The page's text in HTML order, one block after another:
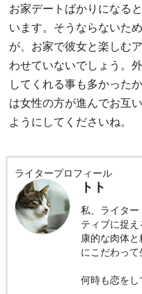
お家デートばかりになる
います。そうならないた
が、お家で彼女と楽しむ
わせていないでしょう。
してくれる事も多かった
は女性の方が進んでお互
ようにしてくださいね。
ライタープロフィール
トト
私、ライタ
ティブに捉
康的な肉体
にこだわって
何時も恋をし